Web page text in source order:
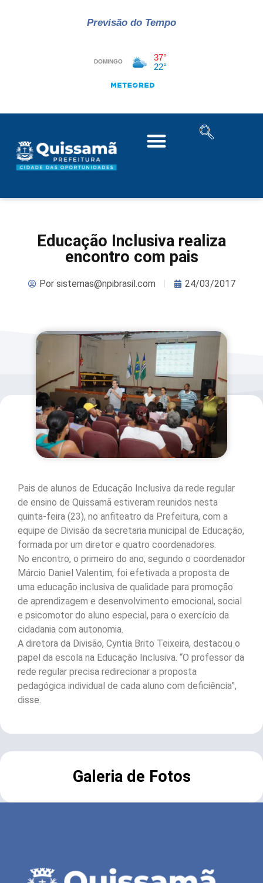
Previsão do Tempo
Educação Inclusiva realiza
encontro com pais
Porsistemas@npibrasil.com 24/03/2017
Pais de alunos de Educação Inclusiva da rede regular
de ensino de Quissamã estiveram reunidos nesta
quinta-feira (23), no anfiteatro da Prefeitura, com a
equipe de Divisão da secretaria municipal de Educação,
formada por um diretor e quatro coordenadores.
No encontro, o primeiro do ano, segundo o coordenador
Márcio Daniel Valentim, foi efetivada a proposta de
uma educação inclusiva de qualidade para promoção
de aprendizagem e desenvolvimento emocional, social
e psicomotor do aluno especial, para o exercício da
cidadania com autonomia.
A diretora da Divisão, Cyntia Brito Teixeira, destacou o
papel da escola na Educação Inclusiva. “O professor da
rede regular precisa redirecionar a proposta
pedagógica individual de cada aluno com deficiência”,
disse.
Galeria de Fotos